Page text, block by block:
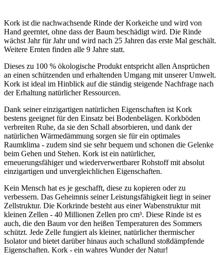
Kork ist die nachwachsende Rinde der Korkeiche und wird von
Hand geerntet, ohne dass der Baum beschädigt wird. Die Rinde
wächst Jahr für Jahr und wird nach 25 Jahren das erste Mal geschält.
Weitere Ernten finden alle 9 Jahre statt.
Dieses zu 100 % ökologische Produkt entspricht allen Ansprüchen
an einen schützenden und erhaltenden Umgang mit unserer Umwelt.
Kork ist ideal im Hinblick auf die ständig steigende Nachfrage nach
der Erhaltung natürlicher Ressourcen.
Dank seiner einzigartigen natürlichen Eigenschaften ist Kork
bestens geeignet für den Einsatz bei Bodenbelägen. Korkböden
verbreiten Ruhe, da sie den Schall absorbieren, und dank der
natürlichen Wärmedämmung sorgen sie für ein optimales
Raumklima - zudem sind sie sehr bequem und schonen die Gelenke
beim Gehen und Stehen. Kork ist ein natürlicher,
erneuerungsfähiger und wiederverwertbarer Rohstoff mit absolut
einzigartigen und unvergleichlichen Eigenschaften.
Kein Mensch hat es je geschafft, diese zu kopieren oder zu
verbessern. Das Geheimnis seiner Leistungsfähigkeit liegt in seiner
Zellstruktur. Die Korkrinde besteht aus einer Wabenstruktur mit
kleinen Zellen - 40 Millionen Zellen pro cm³. Diese Rinde ist es
auch, die den Baum vor den heißen Temperaturen des Sommers
schützt. Jede Zelle fungiert als kleiner, natürlicher thermischer
Isolator und bietet darüber hinaus auch schallund stoßdämpfende
Eigenschaften. Kork - ein wahres Wunder der Natur!